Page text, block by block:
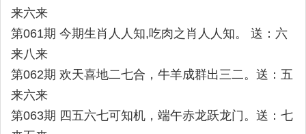
来六来
第061期 今期生肖人人知,吃肉之肖人人知。 送：六
来八来
第062期 欢天喜地二七合，牛羊成群出三二。送：五
来六来
第063期 四五六七可知机，端午赤龙跃龙门。送：七